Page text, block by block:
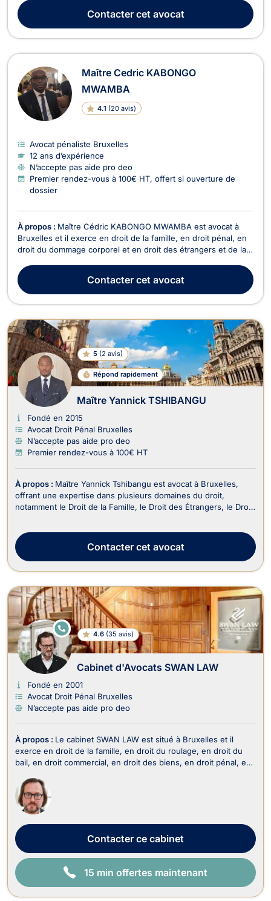
…), mais aussi le droit pénal général. J’interviens pendant
l’enquête (mandat d’arrêt, audit...
Contactercet avocat
Maître Cedric KABONGO
MWAMBA
4.1 (20 avis)
Avocat pénaliste Bruxelles
12 ans d’expérience
N’accepte pas aide pro deo
Premier rendez-vous à 100€ HT, offert si ouverture de
dossier
À propos : Maître Cédric KABONGO MWAMBA est avocat à
Bruxelles et il exerce en droit de la famille, en droit pénal, en
droit du dommage corporel et en droit des étrangers et de la
KABONGO MWAMBA opère dans le cadre des problématiques
relatives au divorce par consentement...
Contactercet avocat
5 (2 avis)
Répond rapidement
Maître Yannick TSHIBANGU
Fondé en 2015
Avocat Droit Pénal Bruxelles
N’accepte pas aide pro deo
Premier rendez-vous à 100€ HT
À propos : Maître Yannick Tshibangu est avocat à Bruxelles,
offrant une expertise dans plusieurs domaines du droit,
notamment le Droit de la Famille, le Droit des Étrangers, le Droit
Il comprend que chaque situ...
Contactercet avocat
4.6 (35 avis)
E
N
G
N
E
Cabinet d'Avocats SWAN LAW
Fondé en 2001
Avocat Droit Pénal Bruxelles
N’accepte pas aide pro deo
À propos : Le cabinet SWAN LAW est situé à Bruxelles et il
exerce en droit de la famille, en droit du roulage, en droit du
bail, en droit commercial, en droit des biens, en droit pénal, en
construction, en droit judiciaire ainsi qu’en matière de saisie et
voie d’exécution. En ...
Contacter ce cabinet
15 min offertes maintenant